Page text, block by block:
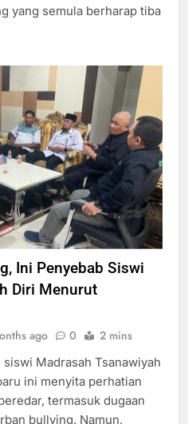
yang semula berharap tiba
Ini Penyebab Siswi
Diri Menurut
ago 0 2 mins
Madrasah Tsanawiyah
ini menyita perhatian
termasuk dugaan
bullying. Namun,